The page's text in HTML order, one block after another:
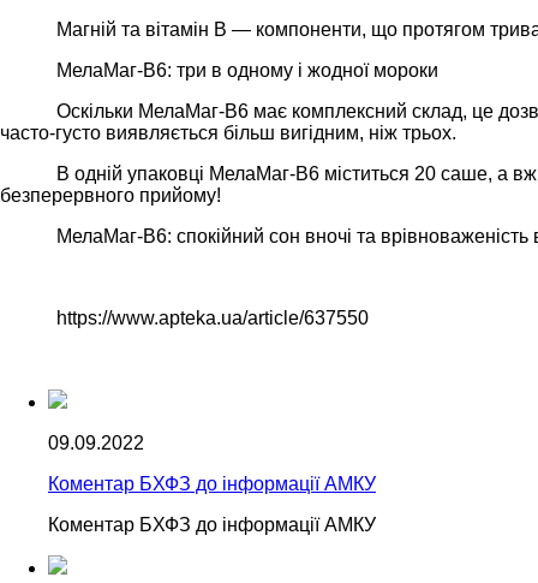
Магній та вітамін В — компоненти, що протягом
МелаМаг-В6: три в одному і жодної мороки
Оскільки МелаМаг-В6 має комплексний склад, це
часто-густо виявляється більш вигідним, ніж трьох.
В одній упаковці МелаМаг-В6 міститься 20 саше, а
безперервного прийому!
МелаМаг-В6: спокійний сон вночі та врівноваженість
https://www.apteka.ua/article/637550
09.09.2022
Коментар БХФЗ до інформації АМКУ
Коментар БХФЗ до інформації АМКУ